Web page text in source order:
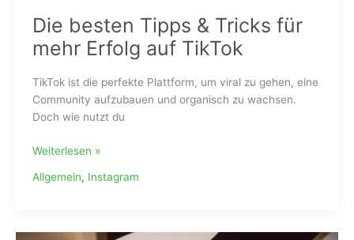
Die besten Tipps & Tricks für
mehr Erfolg auf TikTok
TikTok ist die perfekte Plattform, um viral zu gehen, eine
Community aufzubauen und organisch zu wachsen.
Doch wie nutzt du
Weiterlesen »
Allgemein, Instagram